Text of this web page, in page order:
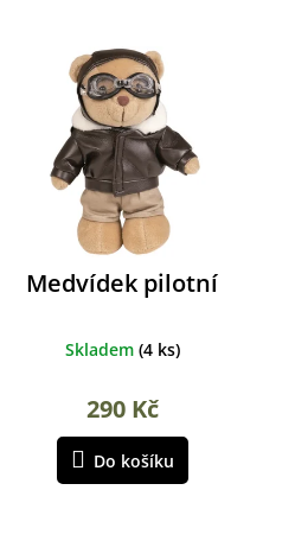
Medvídek pilotní
Skladem (4 ks)
290 Kč
Do košíku